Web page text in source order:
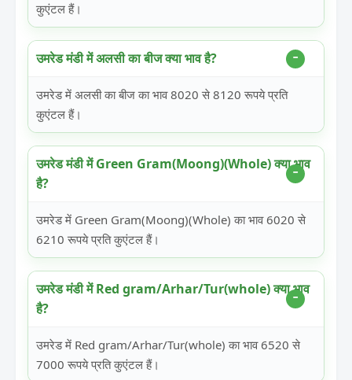
कुएंटल हैं।
उमरेड मंडी में अलसी का बीज क्या भाव है?
उमरेड में अलसी का बीज का भाव 8020 से 8120 रूपये प्रति
कुएंटल हैं।
उमरेड मंडी में Green Gram(Moong)(Whole) क्या भाव
है?
उमरेड में Green Gram(Moong)(Whole) का भाव 6020 से
6210 रूपये प्रति कुएंटल हैं।
उमरेड मंडी में Red gram/Arhar/Tur(whole) क्या भाव
है?
उमरेड में Red gram/Arhar/Tur(whole) का भाव 6520 से
7000 रूपये प्रति कुएंटल हैं।